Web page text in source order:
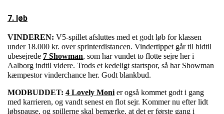
7. løb
VINDEREN: V5-spillet afsluttes med et godt løb for klassen
under 18.000 kr. over sprinterdistancen. Vindertippet går til hidtil
ubesejrede 7 Showman, som har vundet to flotte sejre her i
Aalborg indtil videre. Trods et kedeligt startspor, så har Showman
kæmpestor vinderchance her. Godt blankbud.
MODBUDDET: 4 Lovely Monier også kommet godt i gang
med karrieren, og vandt senest en flot sejr. Kommer nu efter lidt
løbspause, og spillerne skal bemærke, at det er første gang i